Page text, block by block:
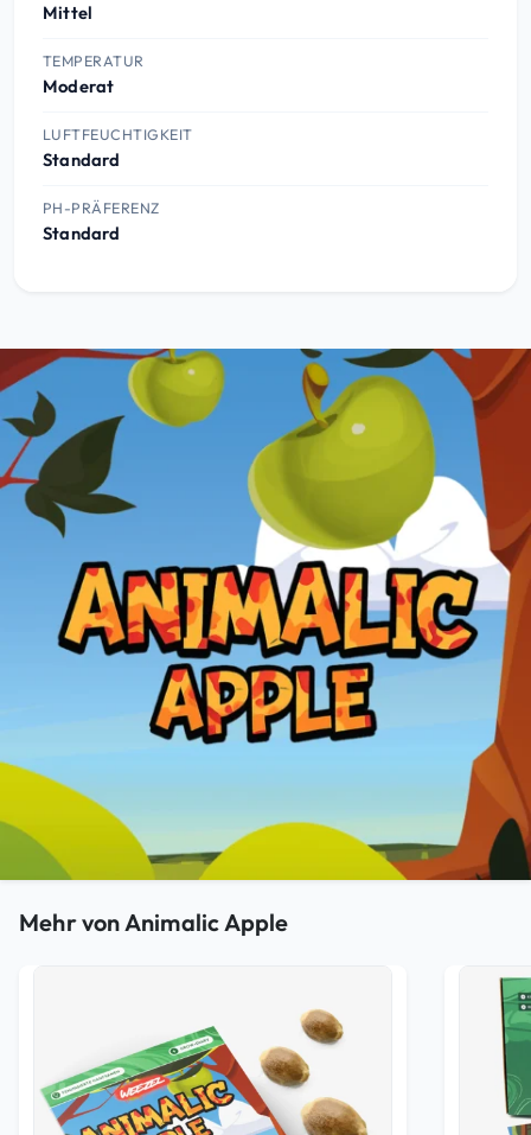
Mittel
TEMPERATUR
Moderat
LUFTFEUCHTIGKEIT
Standard
PH-PRÄFERENZ
Standard
Mehr von Animalic Apple